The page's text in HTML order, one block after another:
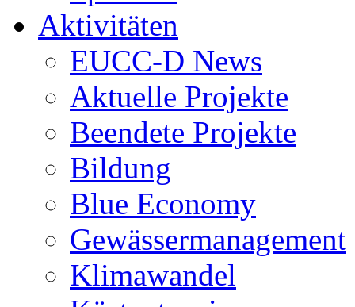
Aktivitäten
EUCC-D News
Aktuelle Projekte
Beendete Projekte
Bildung
Blue Economy
Gewässermanagement
Klimawandel